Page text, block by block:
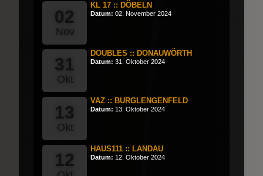
02
Nov
KL 17 :: DÖBELN
Datum: 02. November 2024
31
Okt
DOUBLES :: DONAUWÖRTH
Datum: 31. Oktober 2024
13
Okt
VAZ :: BURGLENGENFELD
Datum: 13. Oktober 2024
12
HAUS111 :: LANDAU
Datum: 12. Oktober 2024